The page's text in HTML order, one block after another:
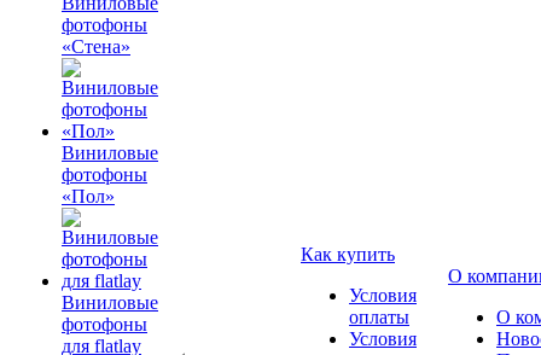
фотофоны
«Стена»
Виниловые
фотофоны
«Пол»
Виниловые
фотофоны
для flatlay
Как купить
Условия
оплаты
Условия
О
О